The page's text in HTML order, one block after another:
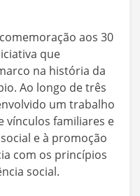
aos 30
que
na história da
Ao longo de três
um trabalho
vínculos familiares e
e à promoção
com os princípios
social.